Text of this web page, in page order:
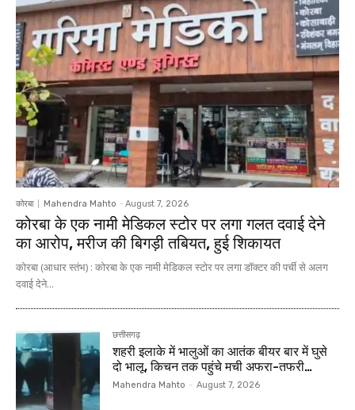
कोरबा Mahendra Mahto - August 7, 2026
कोरबा के एक नामी मेडिकल स्टोर पर लगा गलत दवाई देने
का आरोप, मरीज की बिगड़ी तबियत, हुई शिकायत
कोरबा (आधार स्तंभ) : कोरबा के एक नामी मेडिकल स्टोर पर लगा डॉक्टर की पर्ची से अलग
दवाई देने...
छत्तीसगढ़
शहरी इलाके में भालुओं का आतंक बीयर बार में घुसे
दो भालू, किचन तक पहुंचे मची अफरा-तफरी…
Mahendra Mahto - August 7, 2026